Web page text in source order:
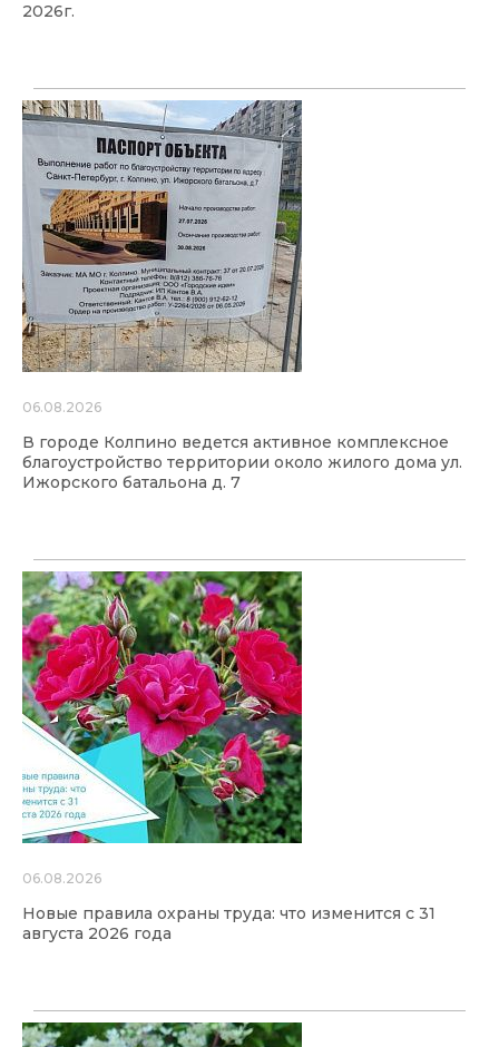
2026г.
06.08.2026
В городе Колпино ведется активное комплексное
благоустройство территории около жилого дома ул.
Ижорского батальона д. 7
06.08.2026
Новые правила охраны труда: что изменится с 31
августа 2026 года